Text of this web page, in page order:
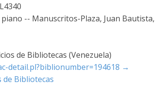
-- Manuscritos-Plaza, Juan Bautista,
de Bibliotecas (Venezuela)
detail.pl?biblionumber=194618 →
Bibliotecas